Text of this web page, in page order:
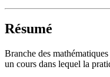
Résumé
Branche des
un cours dans lequel la